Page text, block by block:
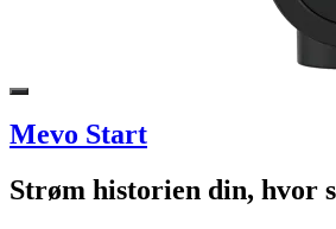
Mevo Start
Strøm historien din, hvor